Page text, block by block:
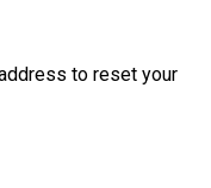
to reset your